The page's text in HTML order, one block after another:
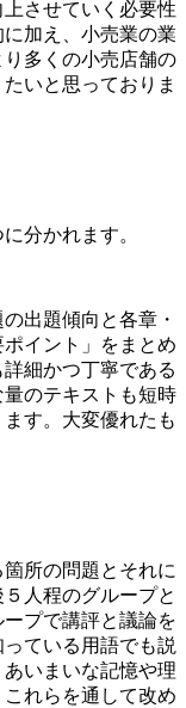
させていく必要性
加え、小売業の業
多くの小売店舗の
いと思っておりま
分かれます。
出題傾向と各章・
イント」をまとめ
細かつ丁寧である
のテキストも短時
す。大変優れたも
所の問題とそれに
人程のグループと
プで講評と議論を
ている用語でも説
いまいな記憶や理
れらを通して改め